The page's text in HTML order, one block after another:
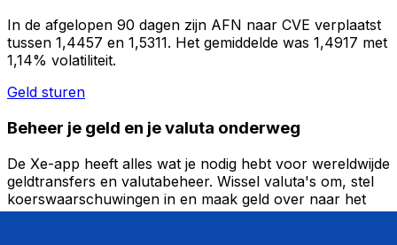
In de afgelopen 90 dagen zijn AFN naar CVE verplaatst
tussen 1,4457 en 1,5311. Het gemiddelde was 1,4917 met
1,14% volatiliteit.
Geld sturen
Beheer je geld en je valuta onderweg
De Xe-app heeft alles wat je nodig hebt voor wereldwijde
geldtransfers en valutabeheer. Wissel valuta's om, stel
koerswaarschuwingen in en maak geld over naar het
buitenland zonder verborgen kosten. Download